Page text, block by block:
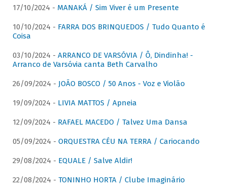
17/10/2024 - MANAKÁ / Sim Viver é um Presente
10/10/2024 - FARRA DOS BRINQUEDOS / Tudo Quanto é
Coisa
03/10/2024 - ARRANCO DE VARSÓVIA / Ô, Dindinha! -
Arranco de Varsóvia canta Beth Carvalho
26/09/2024 - JOÃO BOSCO / 50 Anos - Voz e Violão
19/09/2024 - LIVIA MATTOS / Apneia
12/09/2024 - RAFAEL MACEDO / Talvez Uma Dansa
05/09/2024 - ORQUESTRA CÉU NA TERRA / Cariocando
29/08/2024 - EQUALE / Salve Aldir!
22/08/2024 - TONINHO HORTA / Clube Imaginário